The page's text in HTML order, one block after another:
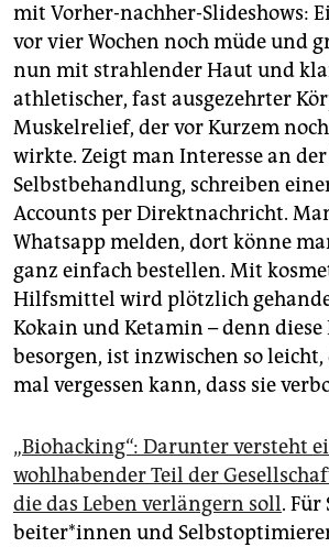
mit Vorher-nachher-Slideshows:
vor vier Wochen noch müde und
nun mit strahlender Haut und
athletischer, fast ausgezehrter
Muskelrelief, der vor Kurzem
wirkte. Zeigt man Interesse an
Selbstbehandlung, schreiben
Accounts per Direktnachricht.
Whatsapp melden, dort könne
ganz einfach bestellen. Mit
Hilfsmittel wird plötzlich
Kokain und Ketamin – denn diese
besorgen, ist inzwischen so leicht,
mal vergessen kann, dass sie
„Biohacking“: Darunter versteht
wohlhabender Teil der
die das Leben verlängern soll.
bei­te­r*in­nen und